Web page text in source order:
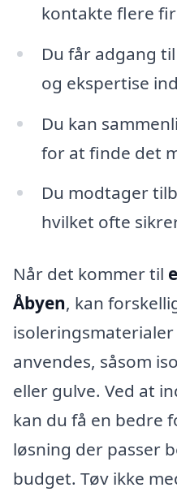
kontakte flere
Du får adgang
og ekspertise
Du kan
for at finde det
Du modtager
hvilket ofte
Når det kommer til
Åbyen, kan
anvendes, såsom
eller gulve. Ved at
kan du få en bedre
løsning der passer
budget. Tøv ikke